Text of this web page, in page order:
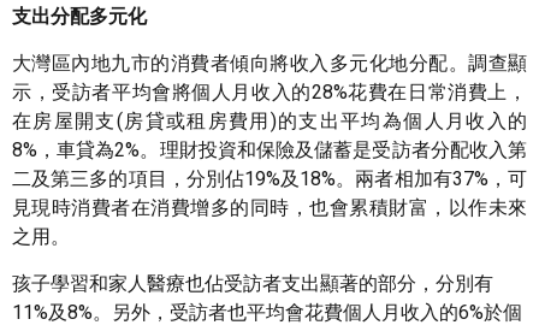
支出分配多元化
大灣區內地九市的消費者傾向將收入多元化地分配。調查顯
示，受訪者平均會將個人月收入的28%花費在日常消費上，
在房屋開支(房貸或租房費用)的支出平均為個人月收入的
8%，車貸為2%。理財投資和保險及儲蓄是受訪者分配收入第
二及第三多的項目，分別佔19%及18%。兩者相加有37%，可
見現時消費者在消費增多的同時，也會累積財富，以作未來
之用。
孩子學習和家人醫療也佔受訪者支出顯著的部分，分別有
11%及8%。另外，受訪者也平均會花費個人月收入的6%於個